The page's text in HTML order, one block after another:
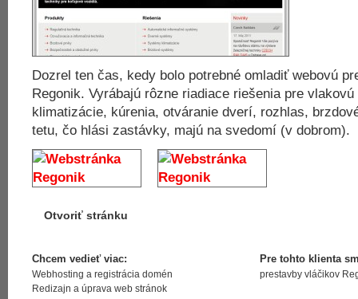
Dozrel ten čas, kedy bolo potrebné omladiť webovú
Regonik. Vyrábajú rôzne riadiace riešenia pre
klimatizácie, kúrenia, otváranie dverí, rozhlas,
tetu, čo hlási zastávky, majú na svedomí (v dobrom).
Otvoriť stránku
Chcem vedieť viac:
Webhosting a registrácia domén
Redizajn a úprava web stránok
Pre tohto klienta
prestavby vláčikov